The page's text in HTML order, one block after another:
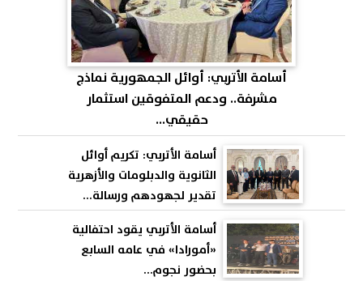
أسامة الأتربي: أوائل الجمهورية نماذج
مشرفة.. ودعم المتفوقين استثمار
حقيقي...
أسامة الأتربي: تكريم أوائل
الثانوية والدبلومات والأزهرية
تقدير لجهودهم ورسالة...
أسامة الأتربي يقود احتفالية
«أمورادا» في عامه السابع
بحضور نجوم...